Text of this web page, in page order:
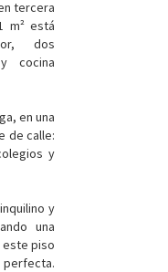
tercera
m² está
dos
cocina
en una
de calle:
y
y
una
piso